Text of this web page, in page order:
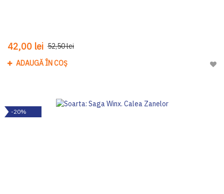
42,00 lei 52,50 lei
ADAUGĂ ÎN COȘ
-20%